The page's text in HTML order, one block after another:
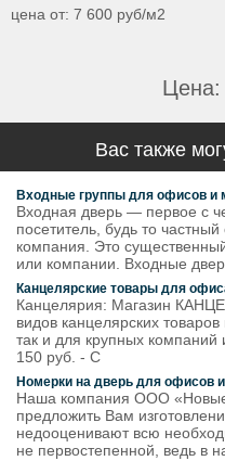
цена от: 7 600 руб/м2
Цена:
Вас также
Входные группы для офисов и
Входная дверь — первое с
посетитель, будь то
компания. Это
или компании. Входные
Канцелярские товары для
Канцелярия: Магазин
видов канцелярских
так и для крупных
150 руб. - С
Номерки на дверь для офисов и
Наша компания ООО
предложить Вам
недооценивают всю
не первостепенной, ведь в